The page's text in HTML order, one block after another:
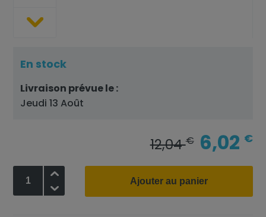
En stock
Livraison prévue le :
Jeudi 13 Août
12,04€ 6,02 €
Ajouter au panier